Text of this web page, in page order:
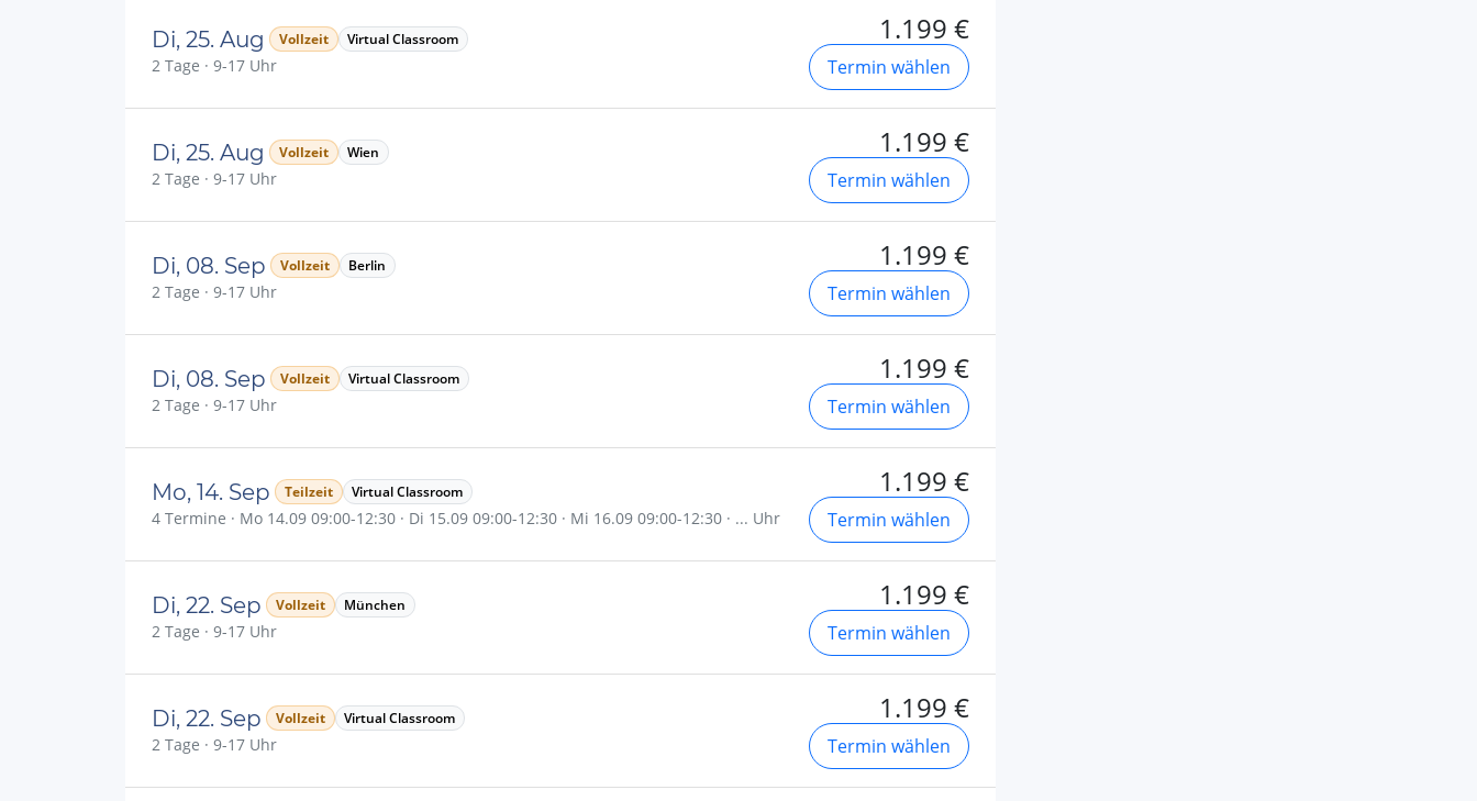
Di, 25. Aug Vollzeit Virtual Classroom
2 Tage · 9-17 Uhr
1.199 €
Termin wählen
Di, 25. Aug Vollzeit Wien
2 Tage · 9-17 Uhr
1.199 €
Termin wählen
Di, 08. Sep Vollzeit Berlin
2 Tage · 9-17 Uhr
1.199 €
Termin wählen
Di, 08. Sep Vollzeit Virtual Classroom
2 Tage · 9-17 Uhr
1.199 €
Termin wählen
Mo, 14. Sep Teilzeit Virtual Classroom
4 Termine · Mo 14.09 09:00-12:30 · Di 15.09 09:00-12:30 · Mi 16.09 09:00-12:30 · ... Uhr
1.199 €
Termin wählen
Di, 22. Sep Vollzeit München
2 Tage · 9-17 Uhr
1.199 €
Termin wählen
Di, 22. Sep Vollzeit Virtual Classroom
2 Tage · 9-17 Uhr
1.199 €
Termin wählen